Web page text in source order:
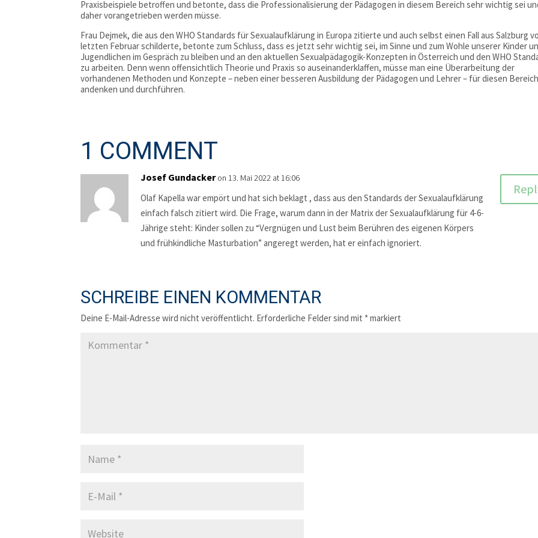
Praxisbeispiele betroffen und betonte, dass die Professionalisierung der Pädagogen in diesem Bereich sehr wichtig sei
daher vorangetrieben werden müsse.
Frau Dejmek, die aus den WHO Standards für Sexualaufklärung in Europa zitierte und auch selbst einen Fall aus Salzburg
letzten Februar schilderte, betonte zum Schluss, dass es jetzt sehr wichtig sei, im Sinne und zum Wohle unserer Kinder
Jugendlichen im Gespräch zu bleiben und an den aktuellen Sexualpädagogik-Konzepten in Österreich und den WHO
zu arbeiten. Denn wenn offensichtlich Theorie und Praxis so auseinanderklaffen, müsse man eine Überarbeitung der
vorhandenen Methoden und Konzepte – neben einer besseren Ausbildung der Pädagogen und Lehrer – für diesen Bereich
andenken und durchführen.
1 COMMENT
Josef Gundackeron 13. Mai 2022 at 16:06
Olaf Kapella war empört und hat sich beklagt , dass aus den Standards der Sexualaufklärung
einfach falsch zitiert wird. Die Frage, warum dann in der Matrix der Sexualaufklärung für 4-6-
Jährige steht: Kinder sollen zu “Vergnügen und Lust beim Berühren des eigenen Körpers
und frühkindliche Masturbation” angeregt werden, hat er einfach ignoriert.
SCHREIBE EINEN KOMMENTAR
Deine E-Mail-Adresse wird nicht veröffentlicht. Erforderliche Felder sind mit *markiert